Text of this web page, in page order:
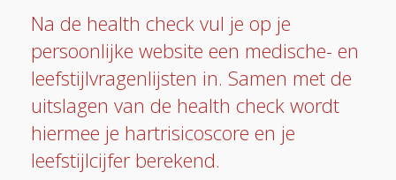
Na de health check vul je op je
persoonlijke website een medische- en
leefstijlvragenlijsten in. Samen met de
uitslagen van de health check wordt
hiermee je hartrisicoscore en je
leefstijlcijfer berekend.